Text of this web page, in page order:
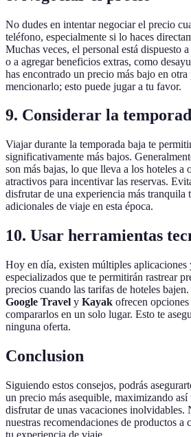
No dudes en intentar negociar el precio
teléfono, especialmente si lo haces
Muchas veces, el personal está dispuesto
o a agregar beneficios extras, como
has encontrado un precio más bajo en otra
mencionarlo; esto puede jugar a tu favor.
9. Considerar la
Viajar durante la temporada baja te
significativamente más bajos.
son más bajas, lo que lleva a los hoteles a
atractivos para incentivar las reservas.
disfrutar de una experiencia más tranquila
adicionales de viaje en esta época.
10. Usar herramientas
Hoy en día, existen múltiples aplicaciones
especializados que te permitirán rastrear
precios cuando las tarifas de hoteles
Google Travel y Kayak ofrecen
compararlos en un solo lugar. Esto te
ninguna oferta.
Conclusion
Siguiendo estos consejos, podrás
un precio más asequible, maximizando así
disfrutar de unas vacaciones inolvidables.
nuestras recomendaciones de productos a
tu experiencia de viaje.